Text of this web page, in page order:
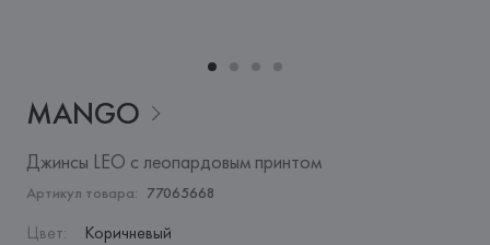
MANGO
Джинсы LEO с леопардовым принтом
Артикул товара: 77065668
Цвет: Коричневый